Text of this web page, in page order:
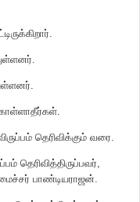
தெரிவிக்கும் வரை.
தெரிவித்திருப்பவர்,
பாண்டியராஜன்.